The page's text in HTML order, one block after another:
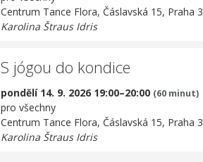
Centrum Tance Flora, Čáslavská 15, Praha 3
Karolina Štraus Idris
S jógou do kondice
pondělí 14. 9. 2026 19:00–20:00 (60 minut)
pro všechny
Centrum Tance Flora, Čáslavská 15, Praha 3
Karolina Štraus Idris